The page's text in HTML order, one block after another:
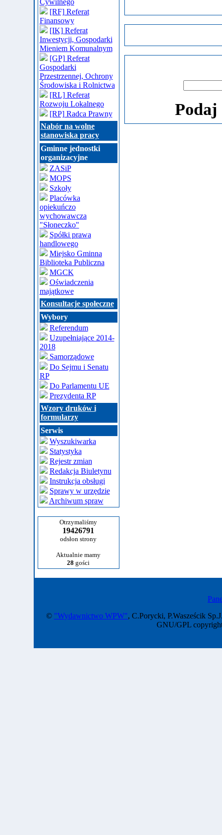
Cywilnego
[RF] Referat
Finansowy
[IK] Referat
Inwestycji, Gospodarki
Mieniem Komunalnym
[GP] Referat
Gospodarki
Przestrzennej, Ochrony
Środowiska i Rolnictwa
[RL] Referat
Rozwoju Lokalnego
[RP] Radca Prawny
Nabór na wolne
stanowiska pracy
Gminne jednostki
organizacyjne
ZASiP
MOPS
Szkoły
Placówka
opiekuńczo
wychowawcza
"Słoneczko"
Spółki prawa
handlowego
Miejsko Gminna
Biblioteka Publiczna
MGCK
Oświadczenia
majątkowe
Konsultacje społeczne
Wybory
Referendum
Uzupełniające 2014-
2018
Samorządowe
Do Sejmu i Senatu
RP
Do Parlamentu UE
Prezydenta RP
Wzory druków i
formularzy
Serwis
Wyszukiwarka
Statystyka
Rejestr zmian
Redakcja Biuletynu
Instrukcja obsługi
Sprawy w urzędzie
Archiwum spraw
Otrzymaliśmy
19426791
odsłon strony
Aktualnie mamy
28 gości
Podaj
© "Wydawnictwo WPW", C.Porycki, P.Wasześcik
GNU/GPL